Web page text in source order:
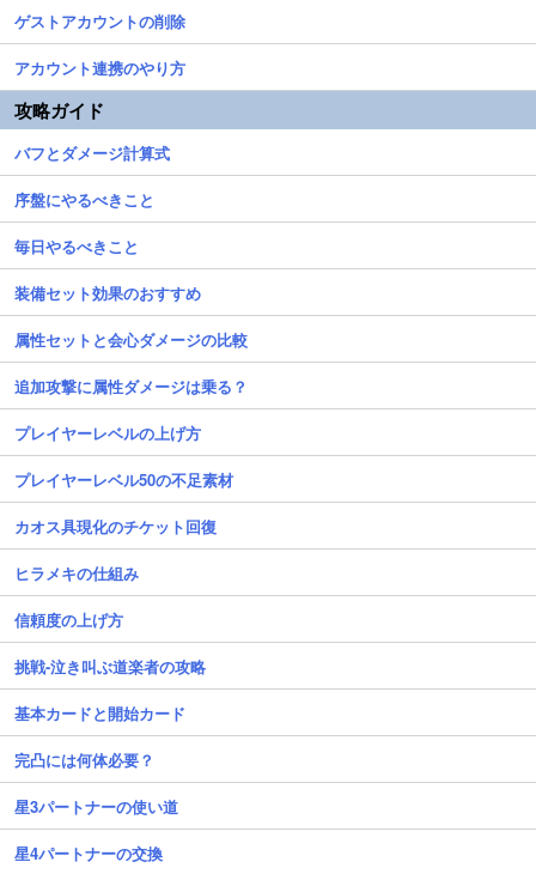
ゲストアカウントの削除
アカウント連携のやり方
攻略ガイド
バフとダメージ計算式
序盤にやるべきこと
毎日やるべきこと
装備セット効果のおすすめ
属性セットと会心ダメージの比較
追加攻撃に属性ダメージは乗る？
プレイヤーレベルの上げ方
プレイヤーレベル50の不足素材
カオス具現化のチケット回復
ヒラメキの仕組み
信頼度の上げ方
挑戦-泣き叫ぶ道楽者の攻略
基本カードと開始カード
完凸には何体必要？
星3パートナーの使い道
星4パートナーの交換